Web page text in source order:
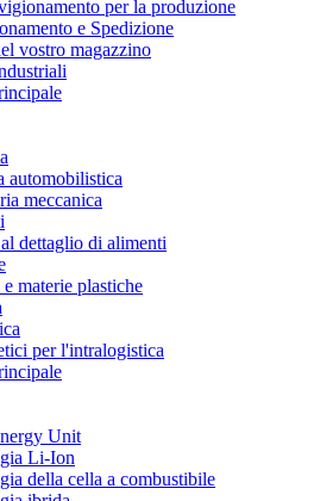
per la produzione
e Spedizione
vostro magazzino
automobilistica
meccanica
dettaglio di alimenti
materie plastiche
per l'intralogistica
Unit
Li-Ion
della cella a combustibile